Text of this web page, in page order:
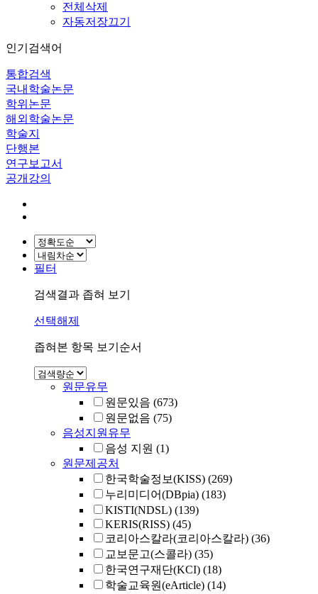
전체삭제
자동저장끄기
인기검색어
통합검색
국내학술논문
학위논문
해외학술논문
학술지
단행본
연구보고서
공개강의
필터
검색결과 좁혀 보기
선택해제
좁혀본 항목 보기순서
원문유무
원문있음 (673)
원문없음 (75)
음성지원유무
음성 지원 (1)
원문제공처
한국학술정보(KISS) (269)
누리미디어(DBpia) (183)
KISTI(NDSL) (139)
KERIS(RISS) (45)
코리아스칼라(코리아스칼라) (36)
교보문고(스콜라) (35)
한국연구재단(KCI) (18)
학술교육원(eArticle) (14)